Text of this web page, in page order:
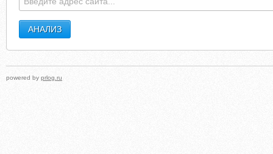
powered by prlog.ru